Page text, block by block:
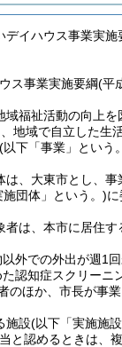
デイハウス事業実施
ス事業実施要綱(平
域福祉活動の向上
地域で自立した生
(以下「事業」という
は、大東市とし、事
団体」という。)に
者は、本市に居住
外での外出が週1
認知症スクリーニ
のほか、市長が事
施設(以下「実施施
と認めるときは、